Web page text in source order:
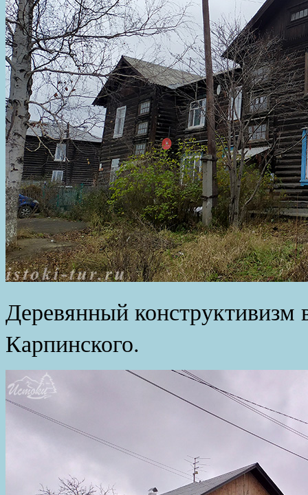
Деревянный конструктивизм
Карпинского.